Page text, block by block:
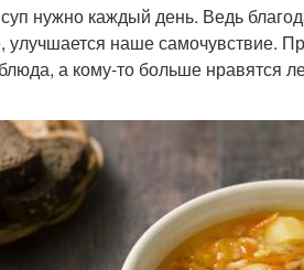
нужно каждый день. Ведь
улучшается наше самочувствие.
а кому-то больше нравятся